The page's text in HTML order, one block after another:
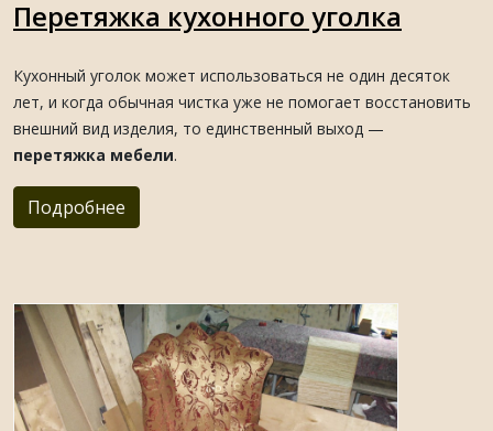
Перетяжка кухонного уголка
Кухонный уголок может использоваться не один десяток
лет, и когда обычная чистка уже не помогает восстановить
внешний вид изделия, то единственный выход —
перетяжка мебели.
Подробнее